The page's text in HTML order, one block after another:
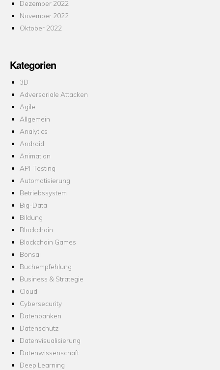
Dezember 2022
November 2022
Oktober 2022
Kategorien
3D
Adversariale Attacken
Agile
Allgemein
Analytics
Android
Animation
API-Testing
Automatisierung
Betriebssystem
Big-Data
Bildung
Blockchain
Blockchain Games
Bonsai
Buchempfehlung
Business & Strategie
Cloud
Cybersecurity
Datenbanken
Datenschutz
Datenvisualisierung
Datenwissenschaft
Deep Learning